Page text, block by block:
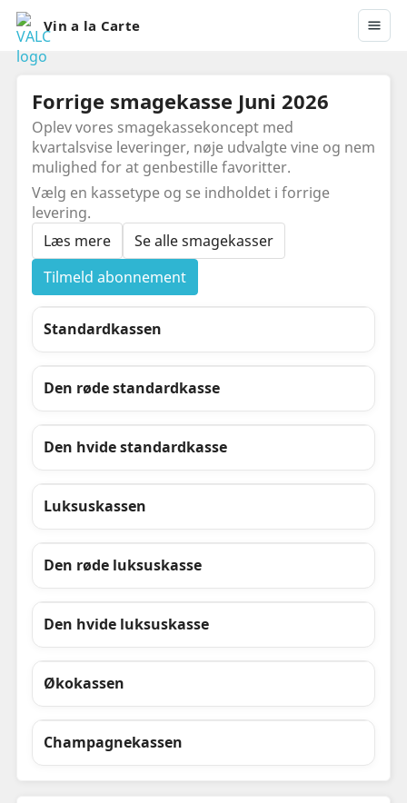
Vin a la Carte
Forrige smagekasse Juni 2026
Oplev vores smagekassekoncept med
kvartalsvise leveringer, nøje udvalgte vine og nem
mulighed for at genbestille favoritter.
Vælg en kassetype og se indholdet i forrige
levering.
Læs mere
Se alle smagekasser
Tilmeld abonnement
Standardkassen
Den røde standardkasse
Den hvide standardkasse
Luksuskassen
Den røde luksuskasse
Den hvide luksuskasse
Økokassen
Champagnekassen